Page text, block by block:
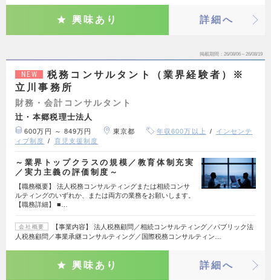
興味あり 詳細へ
掲載期間 26/08/06～26/08/19
NEW
税務コンサルタント（業界経験者）※
立川事務所
財務・会計コンサルタント
辻・本郷税理士法人
600万円 ～ 849万円 東京都 年収600万以上
インセンテ
ィブ制度
育児支援制度
～業界トップクラスの規模／教育体制充実
／実力主義の評価制度～
【職務概要】 法人税務コンサルティングまたは相続コンサ
ルティングのいずれか、または両方の業務をお願いします。
【職務詳細】 ■…
会社概要
【事業内容】 法人税務顧問／相続コンサルティング／パブリック法
人税務顧問／事業承継コンサルティング／国際税務コンサルティン…
興味あり 詳細へ